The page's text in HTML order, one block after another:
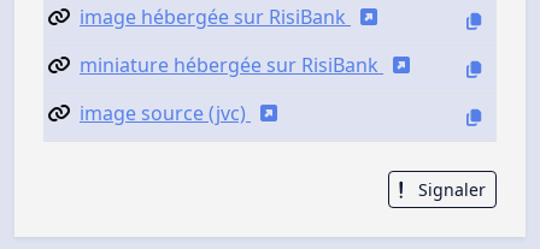
image hébergée sur RisiBank
miniature hébergée sur RisiBank
image source (jvc)
Signaler